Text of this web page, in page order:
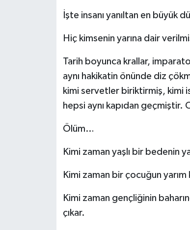
İşte insanı yanıltan en büyük
Hiç kimsenin yarına dair
Tarih boyunca krallar,
aynı hakikatin önünde diz
kimi servetler biriktirmiş, kimi
hepsi aynı kapıdan geçmiştir.
Ölüm…
Kimi zaman yaşlı bir bedenin
Kimi zaman bir çocuğun
Kimi zaman gençliğinin
çıkar.